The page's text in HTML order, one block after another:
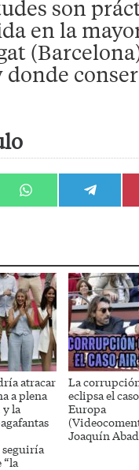
son
en la
Compartir
en
Compartir
en
atracar
a plena
la
“la
La
eclipsa el
Europa
Joaquín